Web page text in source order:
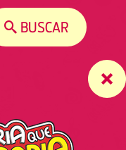
BUSCAR